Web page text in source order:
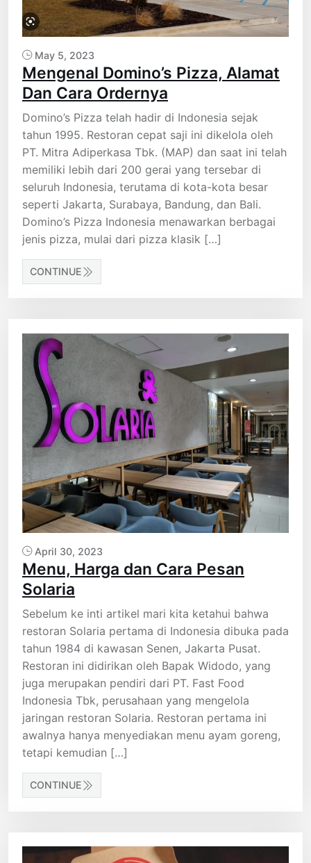
May 5, 2023
Mengenal Domino’s Pizza, Alamat
Dan Cara Ordernya
Domino’s Pizza telah hadir di Indonesia sejak
tahun 1995. Restoran cepat saji ini dikelola oleh
PT. Mitra Adiperkasa Tbk. (MAP) dan saat ini telah
memiliki lebih dari 200 gerai yang tersebar di
seluruh Indonesia, terutama di kota-kota besar
seperti Jakarta, Surabaya, Bandung, dan Bali.
Domino’s Pizza Indonesia menawarkan berbagai
jenis pizza, mulai dari pizza klasik […]
CONTINUE
April 30, 2023
Menu, Harga dan Cara Pesan
Solaria
Sebelum ke inti artikel mari kita ketahui bahwa
restoran Solaria pertama di Indonesia dibuka pada
tahun 1984 di kawasan Senen, Jakarta Pusat.
Restoran ini didirikan oleh Bapak Widodo, yang
juga merupakan pendiri dari PT. Fast Food
Indonesia Tbk, perusahaan yang mengelola
jaringan restoran Solaria. Restoran pertama ini
awalnya hanya menyediakan menu ayam goreng,
tetapi kemudian […]
CONTINUE